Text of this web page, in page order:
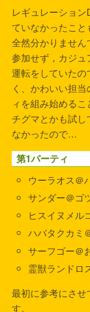
レギュレーショ
ていなかったこ
全然分かりませ
参加せず，カジ
運転をしていた
く、かわいい担
ィを組み始める
チグマとかも試
なかったので…
第1パーティ
ウーラオス＠
サンダー＠ゴ
ヒスイヌメル
ハバタクカミ
サーフゴー＠
霊獣ランドロ
最初に参考にさ
す。